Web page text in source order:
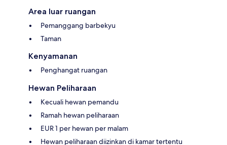
Area luar ruangan
Pemanggang barbekyu
Taman
Kenyamanan
Penghangat ruangan
Hewan Peliharaan
Kecuali hewan pemandu
Ramah hewan peliharaan
EUR 1 per hewan per malam
Hewan peliharaan diizinkan di kamar tertentu